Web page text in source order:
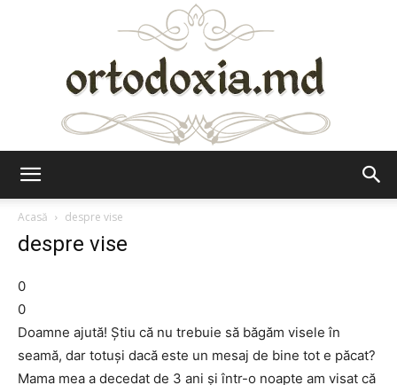
Acasă
despre vise
despre vise
0
0
Doamne ajută! Știu că nu trebuie să băgăm visele în
seamă, dar totuși dacă este un mesaj de bine tot e păcat?
Mama mea a decedat de 3 ani și într-o noapte am visat că